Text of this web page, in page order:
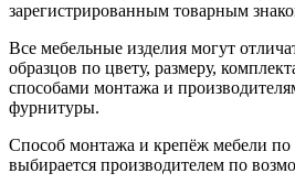
зарегистрированным товарным
Все мебельные изделия могут
образцов по цвету, размеру,
способами монтажа и
фурнитуры.
Способ монтажа и крепёж мебели по
выбирается производителем по